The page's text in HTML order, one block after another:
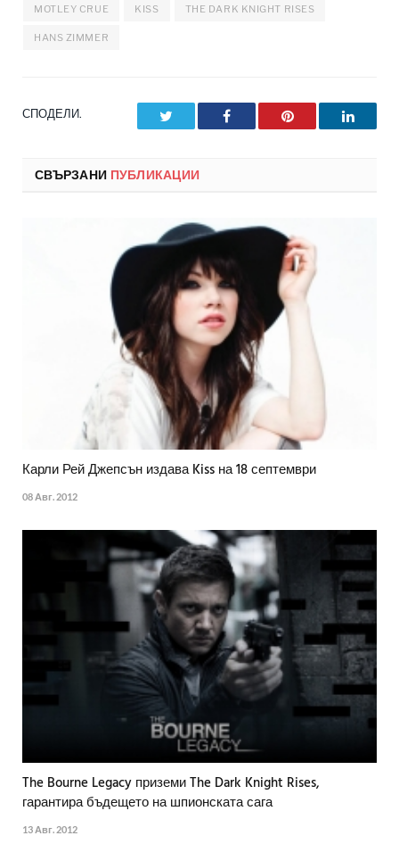
MOTLEY CRUE KISS THE DARK KNIGHT RISES
HANS ZIMMER
СПОДЕЛИ. Facebook Pinterest
СВЪРЗАНИ ПУБЛИКАЦИИ
Карли Рей Джепсън издава Kiss на 18 септември
08 Авг. 2012
The Bourne Legacy приземи The Dark Knight Rises,
гарантира бъдещето на шпионската сага
13 Авг. 2012